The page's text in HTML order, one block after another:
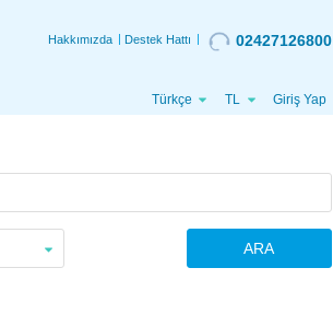
Hakkımızda Destek Hattı 02427126800
Türkçe TL Giriş Yap
ARA